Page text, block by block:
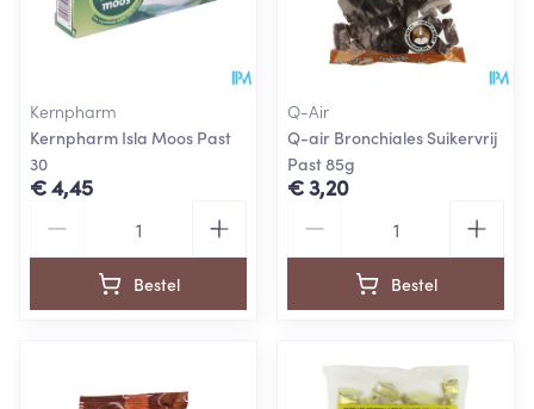
Kernpharm
Kernpharm Isla Moos Past
30
€ 4,45
Bestel
Q-Air
Q-air Bronchiales Suikervrij
Past 85g
€ 3,20
Bestel